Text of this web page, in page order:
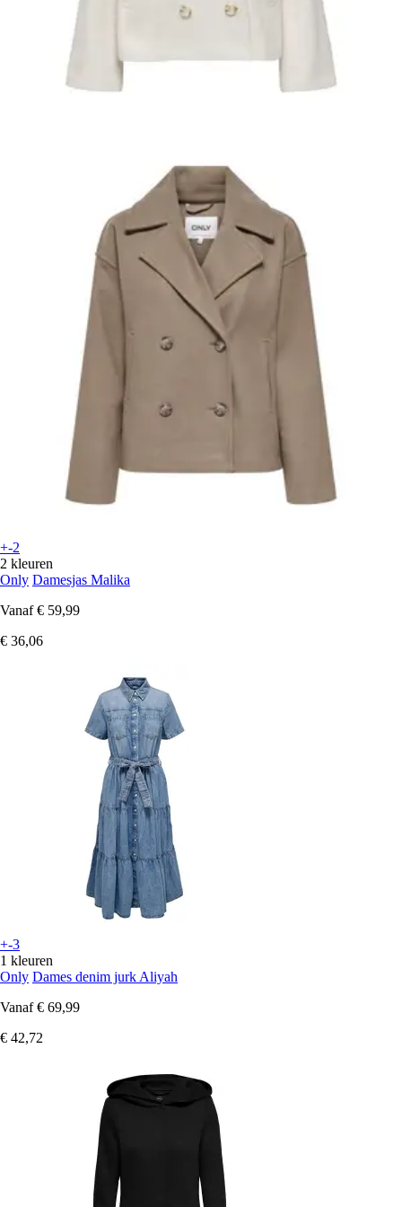
+-2
2 kleuren
Only Damesjas Malika
Vanaf € 59,99
€ 36,06
+-3
1 kleuren
Only Dames denim jurk Aliyah
Vanaf € 69,99
€ 42,72